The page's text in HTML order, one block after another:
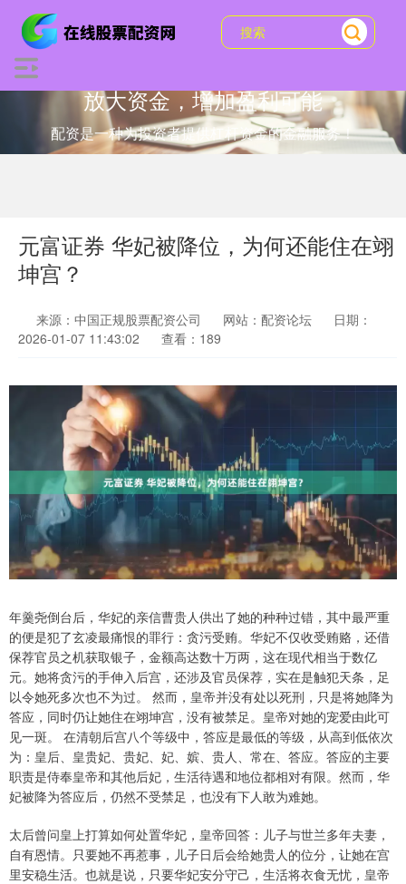
放大资金，增加盈利可能
配资是一种为投资者提供杠杆资金的金融服务！
元富证券 华妃被降位，为何还能住在翊
坤宫？
来源：中国正规股票配资公司 网站：配资论坛
日期：
2026-01-07 11:43:02
查看：189
年羹尧倒台后，华妃的亲信曹贵人供出了她的种种过错，其中最严重
的便是犯了玄凌最痛恨的罪行：贪污受贿。华妃不仅收受贿赂，还借
保荐官员之机获取银子，金额高达数十万两，这在现代相当于数亿
元。她将贪污的手伸入后宫，还涉及官员保荐，实在是触犯天条，足
以令她死多次也不为过。 然而，皇帝并没有处以死刑，只是将她降为
答应，同时仍让她住在翊坤宫，没有被禁足。皇帝对她的宠爱由此可
见一斑。 在清朝后宫八个等级中，答应是最低的等级，从高到低依次
为：皇后、皇贵妃、贵妃、妃、嫔、贵人、常在、答应。答应的主要
职责是侍奉皇帝和其他后妃，生活待遇和地位都相对有限。然而，华
妃被降为答应后，仍然不受禁足，也没有下人敢为难她。
太后曾问皇上打算如何处置华妃，皇帝回答：儿子与世兰多年夫妻，
自有恩情。只要她不再惹事，儿子日后会给她贵人的位分，让她在宫
里安稳生活。也就是说，只要华妃安分守己，生活将衣食无忧，皇帝